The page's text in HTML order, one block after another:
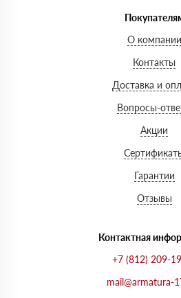
О компании
Контакты
Доставка и
Вопросы-
Акции
Гарантии
Отзывы
Контактная
+7 (812) 209-
mail@armatura-